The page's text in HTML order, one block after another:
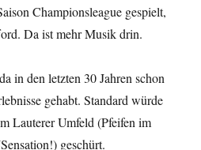
Championsleague gespielt,
Da ist mehr Musik drin.
in den letzten 30 Jahren schon
gehabt. Standard würde
Lauterer Umfeld (Pfeifen im
geschürt.